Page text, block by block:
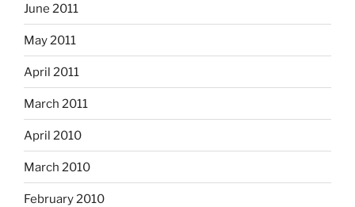
June 2011
May 2011
April 2011
March 2011
April 2010
March 2010
February 2010